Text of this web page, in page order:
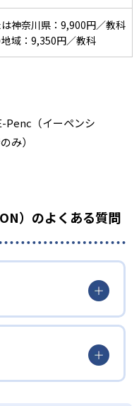
神奈川県：9,900円／教科
域：9,350円／教科
Penc（イーペンシ
み）
）のよくある質問